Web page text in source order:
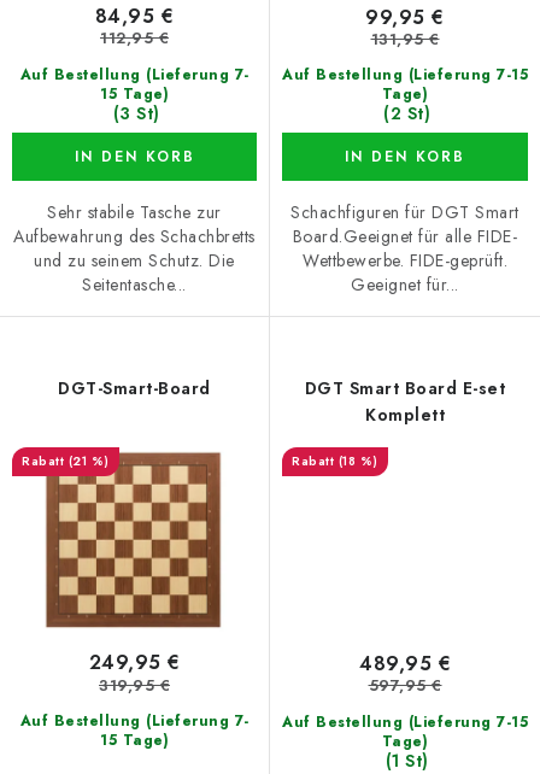
g
Auf Bestellung (Lieferung 7-
15 Tage)
(3 St)
84,95 €
112,95 €
IN DEN KORB
Sehr stabile Tasche zur
Aufbewahrung des Schachbretts
und zu seinem Schutz. Die
Seitentasche...
Auf Bestellung (Lieferung 7-15
Tage)
(2 St)
99,95 €
131,95 €
IN DEN KORB
Schachfiguren für DGT Smart
Board.Geeignet für alle FIDE-
Wettbewerbe. FIDE-geprüft.
Geeignet für...
DGT-Smart-Board
(21 %)
Auf Bestellung (Lieferung 7-
15 Tage)
249,95 €
319,95 €
DGT Smart Board E-set
Komplett
(18 %)
Auf Bestellung (Lieferung 7-15
Tage)
(1 St)
489,95 €
597,95 €